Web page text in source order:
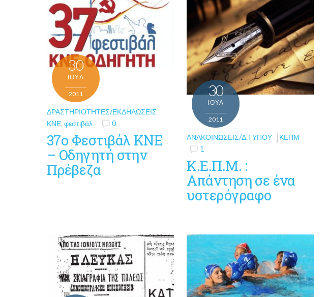
30
ΙΟΎΛ
2011
ΔΡΑΣΤΗΡΙΌΤΗΤΕΣ/ΕΚΔΗΛΏΣΕΙΣ
ΚΝΕ, φεστιβάλ 0
37ο Φεστιβάλ ΚΝΕ
– Οδηγητή στην
Πρέβεζα
30
ΙΟΎΛ
2011
ΑΝΑΚΟΙΝΏΣΕΙΣ/Δ.ΤΎΠΟΥ
ΚΕΠΜ
1
Κ.Ε.Π.Μ. :
Απάντηση σε ένα
υστερόγραφο